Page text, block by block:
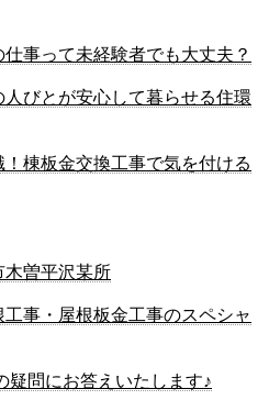
事って未経験者でも大丈夫？
びとが安心して暮らせる住環
棟板金交換工事で気を付ける
曽平沢某所
工事・屋根板金工事のスペシャ
疑問にお答えいたします♪